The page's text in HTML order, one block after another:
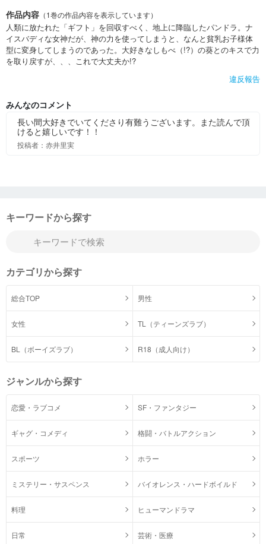
作品内容 （1巻の作品内容を表示しています）
人類に放たれた「ギフト」を回収すべく、地上に降臨したパンドラ。ナ
イスバディな女神だが、神の力を使ってしまうと、なんと貧乳お子様体
型に変身してしまうのであった。大好きなしもべ（!?）の葵とのキスで力
を取り戻すが、、、これで大丈夫か!?
違反報告
みんなのコメント
長い間大好きでいてくださり有難うございます。また読んで頂
けると嬉しいです！！
投稿者：赤井里実
キーワードから探す
カテゴリから探す
総合TOP 男性
女性 TL（ティーンズラブ）
BL（ボーイズラブ） R18（成人向け）
ジャンルから探す
恋愛・ラブコメ SF・ファンタジー
ギャグ・コメディ 格闘・バトルアクション
スポーツ ホラー
ミステリー・サスペンス バイオレンス・ハードボイルド
料理 ヒューマンドラマ
日常 芸術・医療